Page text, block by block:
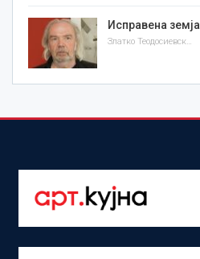
Исправена земја